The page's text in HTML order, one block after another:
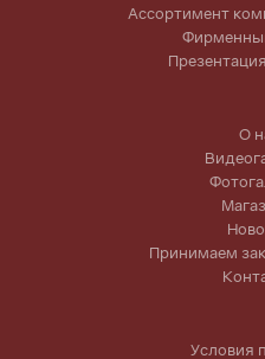
Ассортимент
О
Принимаем
Условия